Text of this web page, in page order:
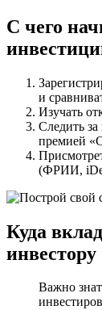
С чего
и
Изучать
Следить
премией
(ФРИИ,
Куда
инвестору
Важно